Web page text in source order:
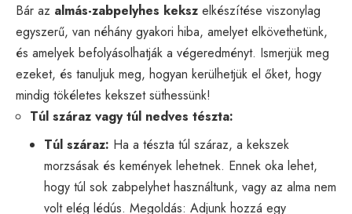
Bár az almás-zabpelyhes keksz elkészítése viszonylag
egyszerű, van néhány gyakori hiba, amelyet elkövethetünk,
és amelyek befolyásolhatják a végeredményt. Ismerjük meg
ezeket, és tanuljuk meg, hogyan kerülhetjük el őket, hogy
mindig tökéletes kekszet süthessünk!
Túl száraz vagy túl nedves tészta:
Túl száraz: Ha a tészta túl száraz, a kekszek
morzsásak és kemények lehetnek. Ennek oka lehet,
hogy túl sok zabpelyhet használtunk, vagy az alma nem
volt elég lédús. Megoldás: Adjunk hozzá egy